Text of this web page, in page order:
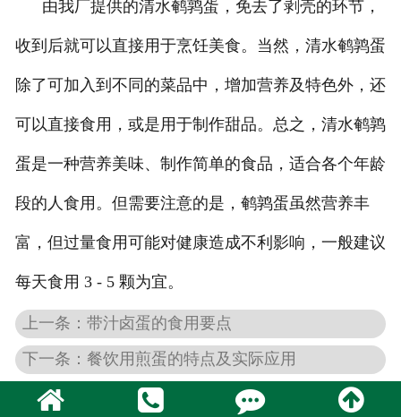
由我厂提供的清水鹌鹑蛋，免去了剥壳的环节，
收到后就可以直接用于烹饪美食。当然，清水鹌鹑蛋
除了可加入到不同的菜品中，增加营养及特色外，还
可以直接食用，或是用于制作甜品。总之，清水鹌鹑
蛋是一种营养美味、制作简单的食品，适合各个年龄
段的人食用。但需要注意的是，鹌鹑蛋虽然营养丰
富，但过量食用可能对健康造成不利影响，一般建议
每天食用 3 - 5 颗为宜。
上一条：带汁卤蛋的食用要点
下一条：餐饮用煎蛋的特点及实际应用